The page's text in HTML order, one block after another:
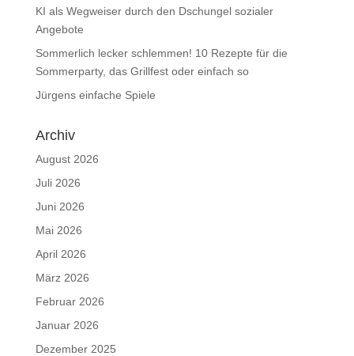
KI als Wegweiser durch den Dschungel sozialer
Angebote
Sommerlich lecker schlemmen! 10 Rezepte für die
Sommerparty, das Grillfest oder einfach so
Jürgens einfache Spiele
Archiv
August 2026
Juli 2026
Juni 2026
Mai 2026
April 2026
März 2026
Februar 2026
Januar 2026
Dezember 2025